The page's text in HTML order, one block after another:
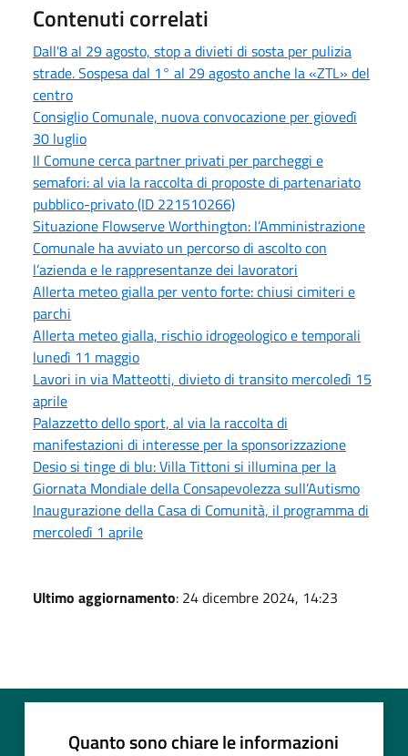
Contenuti correlati
Dall'8 al 29 agosto, stop a divieti di sosta per pulizia
strade. Sospesa dal 1° al 29 agosto anche la «ZTL» del
centro
Consiglio Comunale, nuova convocazione per giovedì
30 luglio
Il Comune cerca partner privati per parcheggi e
semafori: al via la raccolta di proposte di partenariato
pubblico-privato (ID 221510266)
Situazione Flowserve Worthington: l’Amministrazione
Comunale ha avviato un percorso di ascolto con
l’azienda e le rappresentanze dei lavoratori
Allerta meteo gialla per vento forte: chiusi cimiteri e
parchi
Allerta meteo gialla, rischio idrogeologico e temporali
lunedì 11 maggio
Lavori in via Matteotti, divieto di transito mercoledì 15
aprile
Palazzetto dello sport, al via la raccolta di
manifestazioni di interesse per la sponsorizzazione
Desio si tinge di blu: Villa Tittoni si illumina per la
Giornata Mondiale della Consapevolezza sull’Autismo
Inaugurazione della Casa di Comunità, il programma di
mercoledì 1 aprile
Ultimo aggiornamento: 24 dicembre 2024, 14:23
Quanto sono chiare le informazioni